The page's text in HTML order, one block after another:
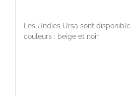
Les Undies Ursa sont
couleurs : beige et noir.